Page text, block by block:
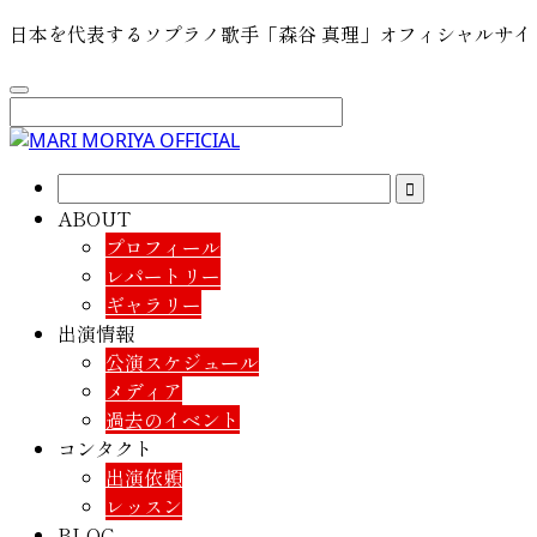
日本を代表するソプラノ歌手「森谷 真理」オフィシャルサ
ABOUT
プロフィール
レパートリー
ギャラリー
出演情報
公演スケジュール
メディア
過去のイベント
コンタクト
出演依頼
レッスン